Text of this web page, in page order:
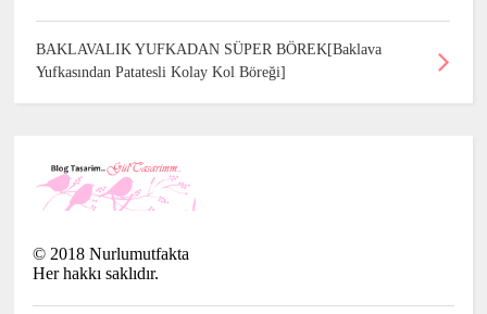
BAKLAVALIK YUFKADAN SÜPER BÖREK[Baklava
Yufkasından Patatesli Kolay Kol Böreği]
© 2018 Nurlumutfakta
Her hakkı saklıdır.